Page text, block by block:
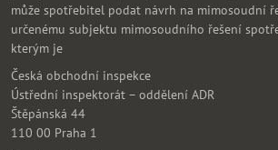
může spotřebitel podat návrh na mimosoudní
určenému subjektu mimosoudního řešení
kterým je
Česká obchodní inspekce
Ústřední inspektorát – oddělení ADR
Štěpánská 44
110 00 Praha 1